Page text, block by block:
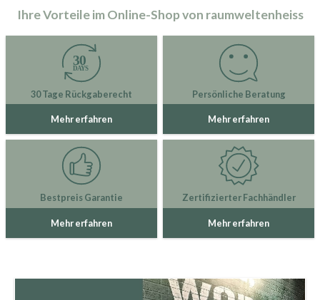
Ihre Vorteile im Online-Shop von raumweltenheiss
30 Tage Rückgaberecht
Mehr erfahren
Persönliche Beratung
Mehr erfahren
Bestpreis Garantie
Mehr erfahren
Zertifizierter Fachhändler
Mehr erfahren